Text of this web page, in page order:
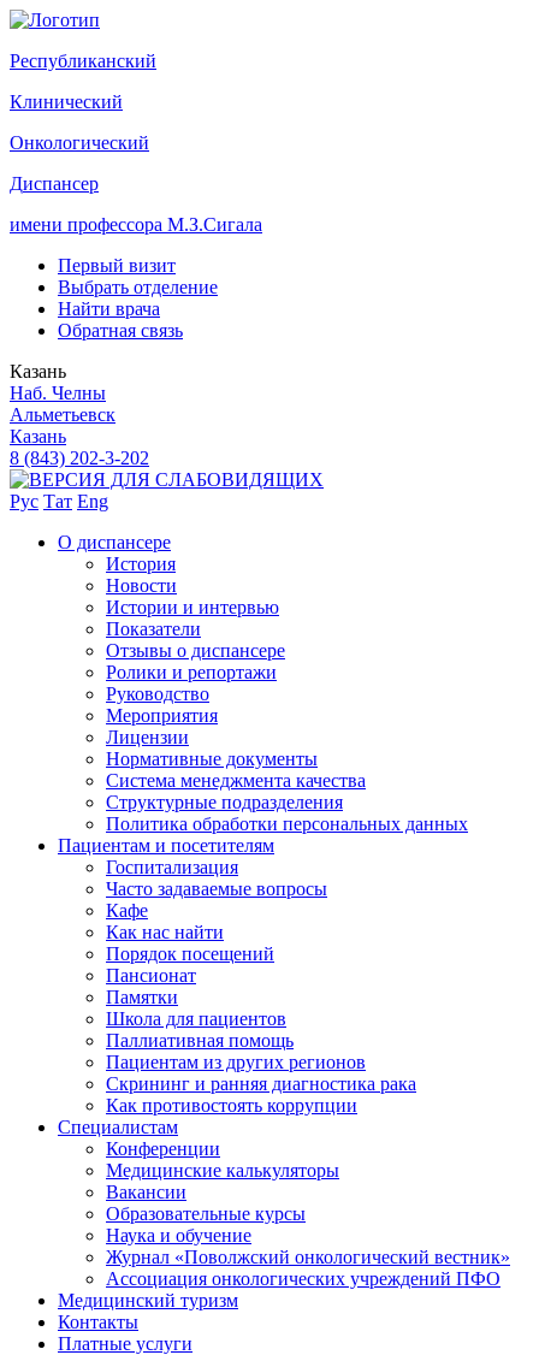
Республиканский
Клинический
Онкологический
Диспансер
имени профессора М.З.Сигала
Первый визит
Выбрать отделение
Найти врача
Обратная связь
Казань
Наб. Челны
Альметьевск
Казань
8 (843) 202-3-202
Рус Тат Eng
О диспансере
История
Новости
Истории и интервью
Показатели
Отзывы о диспансере
Ролики и репортажи
Руководство
Мероприятия
Лицензии
Нормативные документы
Система менеджмента качества
Структурные подразделения
Политика обработки персональных данных
Пациентам и посетителям
Госпитализация
Часто задаваемые вопросы
Кафе
Как нас найти
Порядок посещений
Пансионат
Памятки
Школа для пациентов
Паллиативная помощь
Пациентам из других регионов
Скрининг и ранняя диагностика рака
Как противостоять коррупции
Специалистам
Конференции
Медицинские калькуляторы
Вакансии
Образовательные курсы
Наука и обучение
Журнал «Поволжский онкологический вестник»
Ассоциация oнкологических учреждений ПФО
Медицинский туризм
Контакты
Платные услуги